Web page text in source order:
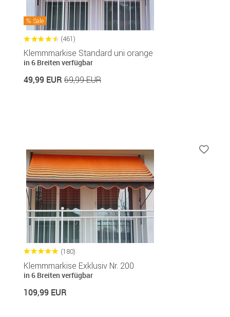
Sale
(461)
Klemmmarkise Standard uni orange
in 6 Breiten verfügbar
49,99 EUR 69,99 EUR
(180)
Klemmmarkise Exklusiv Nr. 200
in 6 Breiten verfügbar
109,99 EUR